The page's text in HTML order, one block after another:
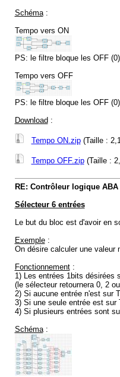
Schéma:
Tempo vers ON
PS: le filtre bloque les OFF (0)
Tempo vers OFF
PS: le filtre bloque les OFF (0)
Download :
Tempo ON.zip(Taille :
Tempo OFF.zip(Taille :
RE: Contrôleur logique
Sélecteur 6 entrées
Le but du bloc est d'avoir en
Exemple:
On désire calculer une valeur
Fonctionnement:
1) Les entrées 1bits désirées
(le sélecteur retournera 0, 2
2) Si aucune entrée n'est sur
3) Si une seule entrée est
4) Si plusieurs entrées sont
Schéma: